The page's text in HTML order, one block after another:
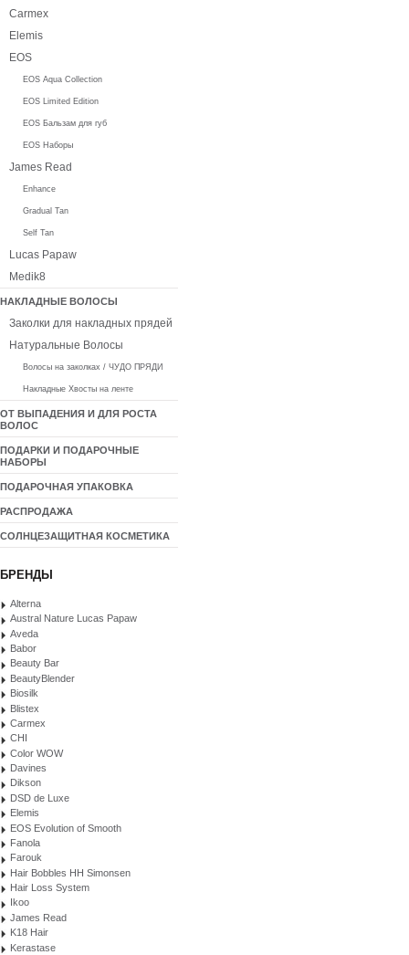
Carmex
Elemis
EOS
EOS Aqua Collection
EOS Limited Edition
EOS Бальзам для губ
EOS Наборы
James Read
Enhance
Gradual Tan
Self Tan
Lucas Papaw
Medik8
НАКЛАДНЫЕ ВОЛОСЫ
Заколки для накладных прядей
Натуральные Волосы
Волосы на заколках / ЧУДО ПРЯДИ
Накладные Хвосты на ленте
ОТ ВЫПАДЕНИЯ И ДЛЯ РОСТА
ВОЛОС
ПОДАРКИ И ПОДАРОЧНЫЕ
НАБОРЫ
ПОДАРОЧНАЯ УПАКОВКА
РАСПРОДАЖА
СОЛНЦЕЗАЩИТНАЯ КОСМЕТИКА
БРЕНДЫ
Alterna
Austral Nature Lucas Papaw
Aveda
Babor
Beauty Bar
BeautyBlender
Biosilk
Blistex
Carmex
CHI
Color WOW
Davines
Dikson
DSD de Luxe
Elemis
EOS Evolution of Smooth
Fanola
Farouk
Hair Bobbles HH Simonsen
Hair Loss System
Ikoo
James Read
K18 Hair
Kerastase